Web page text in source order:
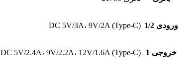
ورودی 1/2 DC 5V/3A، 9V/2A (Type-C)
خروجی 1 DC 5V/2.4A، 9V/2.2A، 12V/1.6A (Type-C)